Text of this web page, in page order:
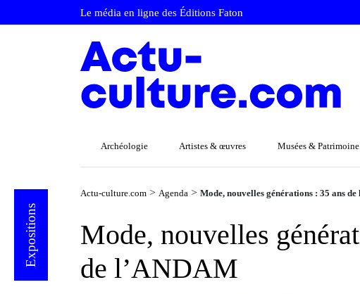
Le média en ligne des Éditions Faton
Archéologie Artistes & œuvres Musées & Patrimoine
Actu-culture.com > Agenda > Mode, nouvelles générations : 35 ans de
Expositions
Mode, nouvelles
de l’ANDAM